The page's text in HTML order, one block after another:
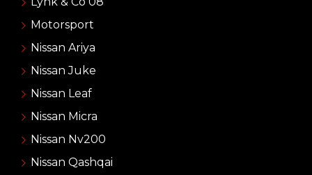
Motorsport
Nissan Ariya
Nissan Juke
Nissan Leaf
Nissan Micra
Nissan Nv200
Nissan Qashqai